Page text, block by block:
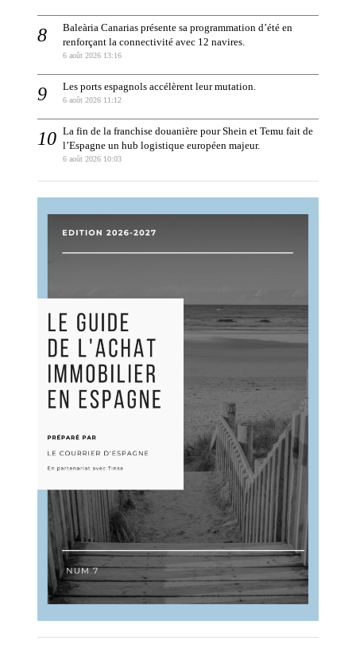
Baleària Canarias présente sa programmation d’été en
renforçant la connectivité avec 12 navires.
6 août 2026 13:16
Les ports espagnols accélèrent leur mutation.
6 août 2026 11:12
La fin de la franchise douanière pour Shein et Temu fait de
l’Espagne un hub logistique européen majeur.
6 août 2026 10:03